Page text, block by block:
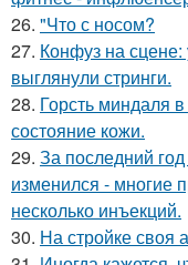
26. "Что с носом?
27. Конфуз на
выглянули стринги.
28. Горсть миндаля
состояние кожи.
29. За последний
изменился - многие
несколько инъекций.
30. На стройке своя